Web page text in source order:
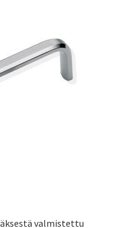
valmistettu